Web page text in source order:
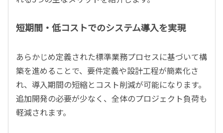
短期間・低コストでのシステム導入を実現
あらかじめ定義された標準業務プロセスに基づいて構
築を進めることで、要件定義や設計工程が簡素化さ
れ、導入期間の短縮とコスト削減が可能になります。
追加開発の必要が少なく、全体のプロジェクト負荷も
軽減されます。